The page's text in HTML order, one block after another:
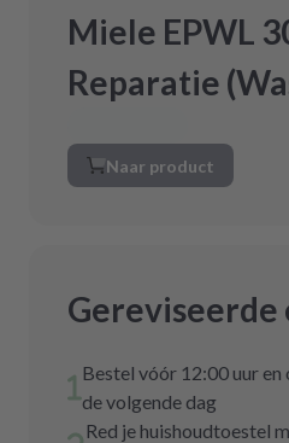
Miele EPWL
Reparatie
Naar product
Bestel vóór 12:00 uur
de volgende dag
Red je huishoudtoestel